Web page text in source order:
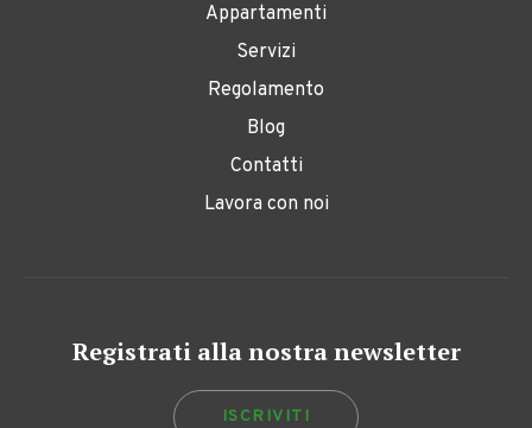
Appartamenti
Servizi
Regolamento
Blog
Contatti
Lavora con noi
Registrati alla nostra newsletter
ISCRIVITI